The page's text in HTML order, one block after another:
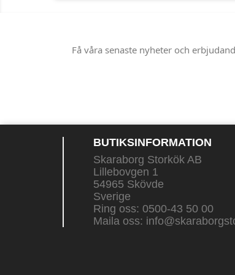
Få våra senaste nyheter och
BUTIKSINFORMATION
Skaraborg Storkök AB
Lillebovgen 1
54965 Skövde
Sverige
Ring oss: 0500-43 50 00
Maila oss: